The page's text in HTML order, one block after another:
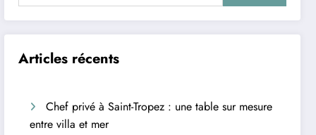
Articles récents
Chef privé à Saint-Tropez : une table sur mesure
entre villa et mer